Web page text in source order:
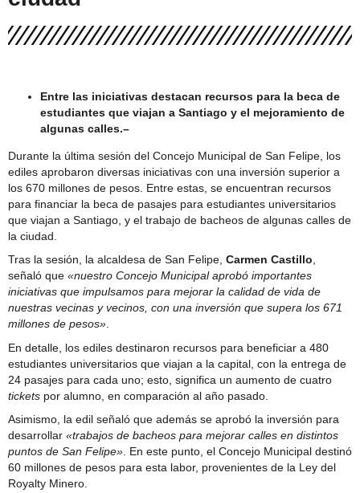
San Felipe
tramitación para conexión domiciliaria del proyecto de
Entre las iniciativas destacan recursos para la beca de
estudiantes que viajan a Santiago y el mejoramiento de
algunas calles.–
Durante la última sesión del Concejo Municipal de San Felipe, los
ediles aprobaron diversas iniciativas con una inversión superior a
los 670 millones de pesos. Entre estas, se encuentran recursos
para financiar la beca de pasajes para estudiantes universitarios
que viajan a Santiago, y el trabajo de bacheos de algunas calles de
la ciudad.
Tras la sesión, la alcaldesa de San Felipe, Carmen Castillo,
señaló que «nuestro Concejo Municipal aprobó importantes
iniciativas que impulsamos para mejorar la calidad de vida de
nuestras vecinas y vecinos, con una inversión que supera los 671
millones de pesos».
En detalle, los ediles destinaron recursos para beneficiar a 480
estudiantes universitarios que viajan a la capital, con la entrega de
24 pasajes para cada uno; esto, significa un aumento de cuatro
tickets por alumno, en comparación al año pasado.
Asimismo, la edil señaló que además se aprobó la inversión para
desarrollar «trabajos de bacheos para mejorar calles en distintos
puntos de San Felipe» . En este punto, el Concejo Municipal destinó
60 millones de pesos para esta labor, provenientes de la Ley del
Royalty Minero.